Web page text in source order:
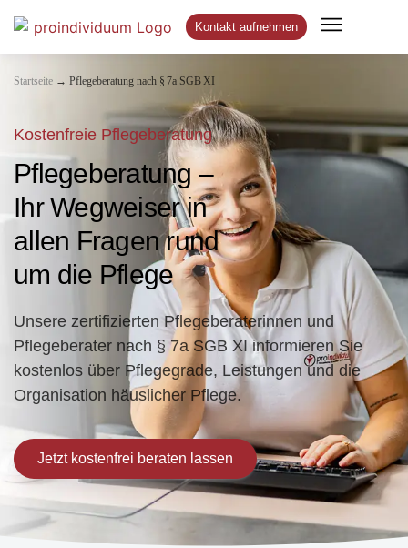
Startseite → Pflegeberatung nach § 7a SGB XI
Kontakt aufnehmen
Kostenfreie Pflegeberatung
Pflegeberatung –
Ihr Wegweiser in
allen Fragen rund
um die Pflege
Unsere zertifizierten Pflegeberaterinnen und
Pflegeberater nach § 7a SGB XI informieren Sie
kostenlos über Pflegegrade, Leistungen und die
Organisation häuslicher Pflege.
Jetzt kostenfrei beraten lassen